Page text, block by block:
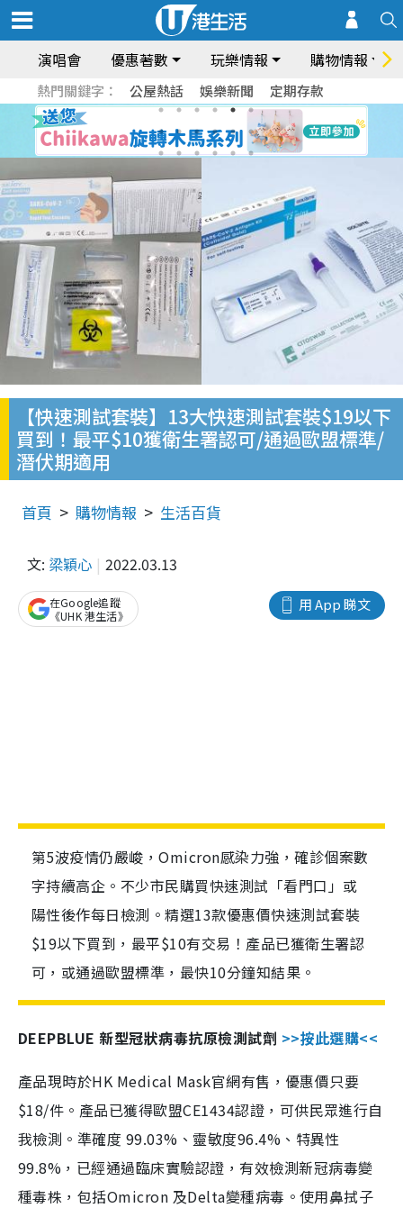
演唱會 優惠著數 玩樂情報 購物情報
熱門關鍵字： 公屋熱話 娛樂新聞 定期存款
【快速測試套裝】13大快速測試套裝$19以下
買到！最平$10獲衛生署認可/通過歐盟標準/
潛伏期適用
首頁 購物情報 生活百貨
文: 梁穎心 2022.03.13
用 App 睇文
在Google追蹤
《UHK 港生活》
第5波疫情仍嚴峻，Omicron感染力強，確診個案數
字持續高企。不少市民購買快速測試「看門口」或
陽性後作每日檢測。精選13款優惠價快速測試套裝
$19以下買到，最平$10有交易！產品已獲衛生署認
可，或通過歐盟標準，最快10分鐘知結果。
DEEPBLUE 新型冠狀病毒抗原檢測試劑 >>按此選購<<
產品現時於HK Medical Mask官網有售，優惠價只要
$18/件。產品已獲得歐盟CE1434認證，可供民眾進行自
我檢測。準確度 99.03%、靈敏度96.4%、特異性
99.8%，已經通過臨床實驗認證，有效檢測新冠病毒變
種毒株，包括Omicron 及Delta變種病毒。使用鼻拭子